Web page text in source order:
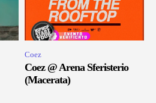
Coez
Coez @ Arena Sferisterio
(Macerata)